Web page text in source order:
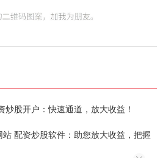
炒股开户：快速通道，放大收益！
配资炒股软件：助您放大收益，把握